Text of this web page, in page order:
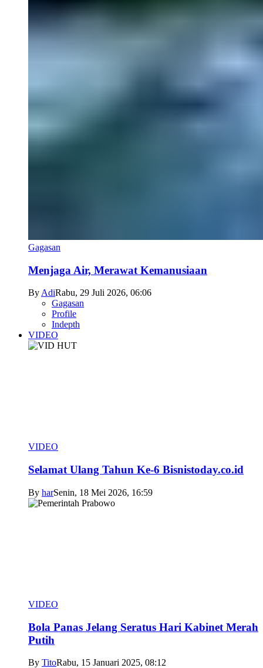
Gagasan
Menjaga Air, Merawat Kemanusiaan
ByAdiRabu, 29 Juli 2026, 06:06
Gagasan
Profile
Indepth
VIDEO
VIDEO
Selamat Ulang Tahun Ke-6 Bisnistoday.co.id
By harSenin, 18 Mei 2026, 16:59
VIDEO
Bola Panas Jelang Seratus Hari Kabinet Merah
Putih
By TitoRabu, 15 Januari 2025, 08:12